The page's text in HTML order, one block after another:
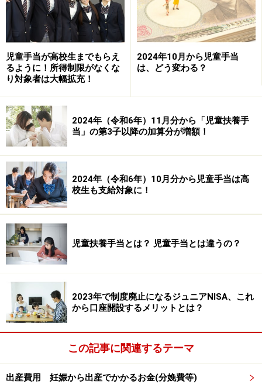
税金・社会保険料の負担が軽減されるのがメリット
※ご自身の会社の確定拠出年金が選択制かどうかは、担
当部署などに問い合わせて確認してください。
育児休業給付金の計算式
育児休業給付金
支給額は、支給対象期間（1カ月）当たり、育児休業の
開始から6カ月間は「休業開始時賃金日額×支給日数の
67％（※）」、その後は「休業開始時賃金日額×支給日数
の50％」相当額です。
賃金日額は「休業前の6カ月間に支給された給与（除く
ボーナス）÷180」で計算します。また、給付金には限度
額（上限下限）が設けられています。
※平成26年4月1日以降に育児休業を開始した方が対象
児童手当が高校生までもらえ
るように！所得制限がなくな
り対象者は大幅拡充！
2024年10月から児童手当
は、どう変わる？
2024年（令和6年）11月分から「児童扶養手
当」の第3子以降の加算分が増額！
2024年（令和6年）10月分から児童手当は高
校生も支給対象に！
児童扶養手当とは？ 児童手当とは違うの？
2023年で制度廃止になるジュニアNISA、これ
から口座開設するメリットとは？
この記事に関連するテーマ
出産費用 妊娠から出産でかかるお金(分娩費等)